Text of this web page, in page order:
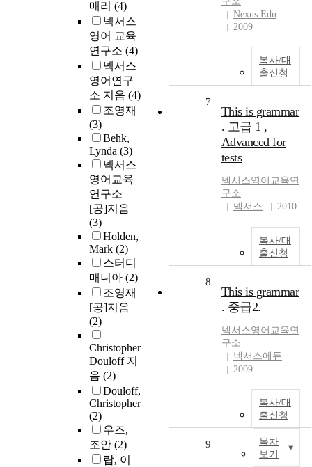
매리 (4)
넥서스
영어 교육
연구소 (4)
넥서스
영어연구
소 지음 (4)
조영재
(3)
Behk,
Lynda (3)
넥서스
영어교육
연구소
[공]지음
(3)
Holden,
Mark (2)
스터디
매니아 (2)
조영재
[공]지음
(2)
Christopher
Douloff 지
음 (2)
Douloff,
Christopher
(2)
우즈,
조안 (2)
랍, 이
Nexus Edu
2009
복사/대
출신청
7
This is grammar
. 고급 1 ,
Advanced for
tests
넥서스영어교육연
구소
넥서스
2010
복사/대
출신청
8
This is grammar
. 중급2.
넥서스영어교육연
구소
넥서스에듀
2009
복사/대
출신청
목차
보기
9